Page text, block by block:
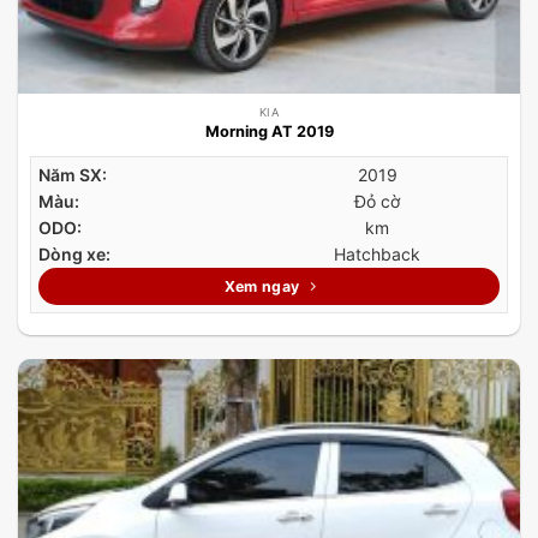
KIA
Morning AT 2019
Năm SX:
2019
Màu:
Đỏ cờ
ODO:
km
Dòng xe:
Hatchback
Xem ngay